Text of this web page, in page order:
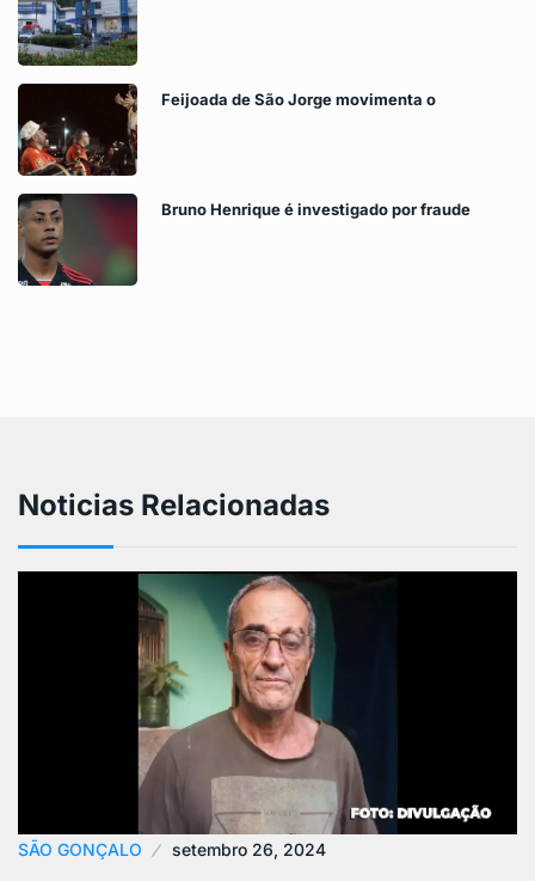
Feijoada de São Jorge movimenta o
Bruno Henrique é investigado por fraude
Noticias Relacionadas
SÃO GONÇALO setembro 26, 2024